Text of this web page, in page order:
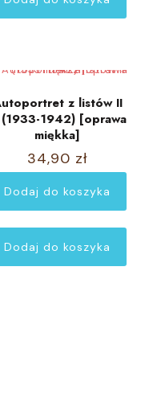
z listów II
1942) [oprawa
miękka]
34,90 zł
Dodaj do koszyka
Dodaj do koszyka